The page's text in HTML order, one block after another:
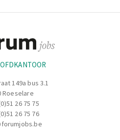
production finie.
149a bus 3.1
Roeselare
26 75 75
26 75 76